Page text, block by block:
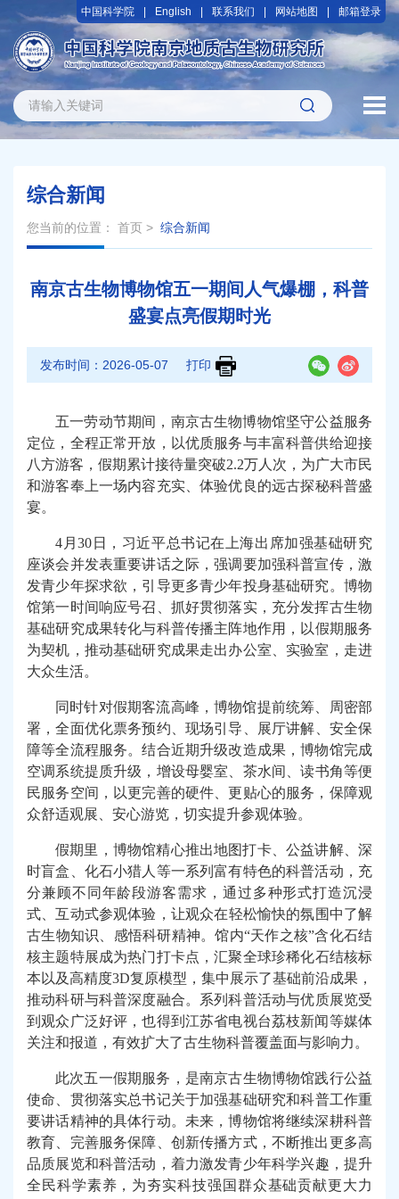
中国科学院 English 联系我们 网站地图 邮箱登录
综合新闻
您当前的位置： 首页 > 综合新闻
南京古生物博物馆五一期间人气爆棚，科普
盛宴点亮假期时光
发布时间： 2026-05-07 打印
五一劳动节期间，南京古生物博物馆坚守公益服务
定位，全程正常开放，以优质服务与丰富科普供给迎接
八方游客， 假期 累计接待量突破2.2万人次，为广大市民
和游客奉 上一场内容充实、体验优良的远古探秘科普盛
宴。
4 月30日 ， 习近平总书记在上海出席加强基础研究
座谈会并发表重要讲话之际，强调要加强科普宣传，激
发青少年探求欲，引导更多青少年投身基础研究。博物
馆第一时间响应号召、抓好贯彻落实，充分发挥古生物
基础研究成果转化与科普传播主阵地作用，以假期 服务
为契机，推动基础研究成果走出办公室、实验室， 走进
大众生活。
同时针对假期客流高峰 ，博物馆提前统筹、
周密部
署，全面优化票务预约 现场引导、
展厅讲解、安全保
障等全流程服务。结合近期升级改造成果，博物馆完成
空调系统提质升级 ， 增设母婴室、茶水间、读书角等便
民服务空间，以更完善的硬件、更贴心的服务， 保障观
众舒适观展、安心游览，切实提升参观体验。
假期里，博物馆精心推出地图打卡、公益讲解、深
时盲盒、化石小猎人等一系列富有特色的科普活动，充
分兼顾不同年龄段游客需求，通过多种形式打造沉浸
式 、互动式参观体验 ， 让观众在轻松愉快的氛围中了解
古生物知识、感悟科研精神。馆内“天作之核”含化石结
核主题特展成为热门打卡点 ，汇聚全球珍稀化石结核标
本以及高精度3D复原模型，集中展示了基础前沿成果，
推动科研与科普深度融合。系列科普活动与优质展览受
到观众广泛好评，也得到江苏省电视台荔枝新闻等媒体
关注和报道 ，有效扩大了古生物科普覆盖面与影响力 。
此次五一假期 服务 ， 是南京古生物博物馆践行公益
使命
贯彻落实总书记关于加强基础研究和科普工作重
要讲话精神的具体行动。未来，博物馆将继续深耕科普
教育、完善服务保障、创新传播方式，不断推出更多高
品质展览和科普活动，着力激发青少年科学兴趣 ，提升
全民科学素养，为夯实科技强国群众基础贡献更大力